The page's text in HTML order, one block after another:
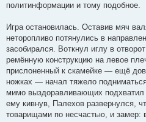
политинформации и тому подобное.
Игра остановилась. Оставив мяч
неторопливо потянулись в
засобирался. Воткнул иглу в
ремённую конструкцию на левое
прислоненный к скамейке — ещё
ножках — начал тяжело
мимо выздоравливающих подхватил
ему кивнув, Палехов развернулся,
товарищами по несчастью, и замер: